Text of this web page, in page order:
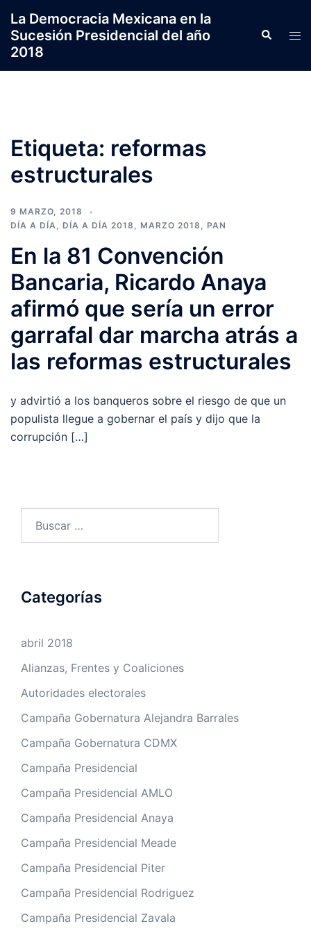
contenido
La Democracia Mexicana en la
Sucesión Presidencial del año
2018
Search
Etiqueta: reformas
estructurales
9 MARZO, 2018
DÍA A DÍA, DÍA A DÍA 2018 , MARZO 2018 , PAN
En la 81 Convención
Bancaria, Ricardo Anaya
afirmó que sería un error
garrafal dar marcha atrás a
las reformas estructurales
y advirtió a los banqueros sobre el riesgo de que un
populista llegue a gobernar el país y dijo que la
corrupción […]
Categorías
abril 2018
Alianzas, Frentes y Coaliciones
Autoridades electorales
Campaña Gobernatura Alejandra Barrales
Campaña Gobernatura CDMX
Campaña Presidencial
Campaña Presidencial AMLO
Campaña Presidencial Anaya
Campaña Presidencial Meade
Campaña Presidencial Piter
Campaña Presidencial Rodriguez
Campaña Presidencial Zavala